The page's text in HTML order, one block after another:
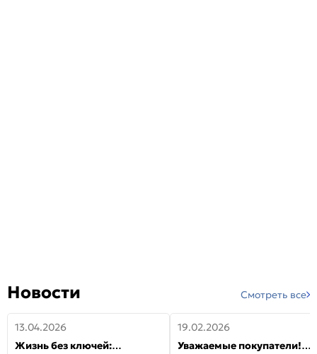
Новости Смотреть все
13.04.2026
Жизнь без ключей:
19.02.2026
Уважаемые покупатели!